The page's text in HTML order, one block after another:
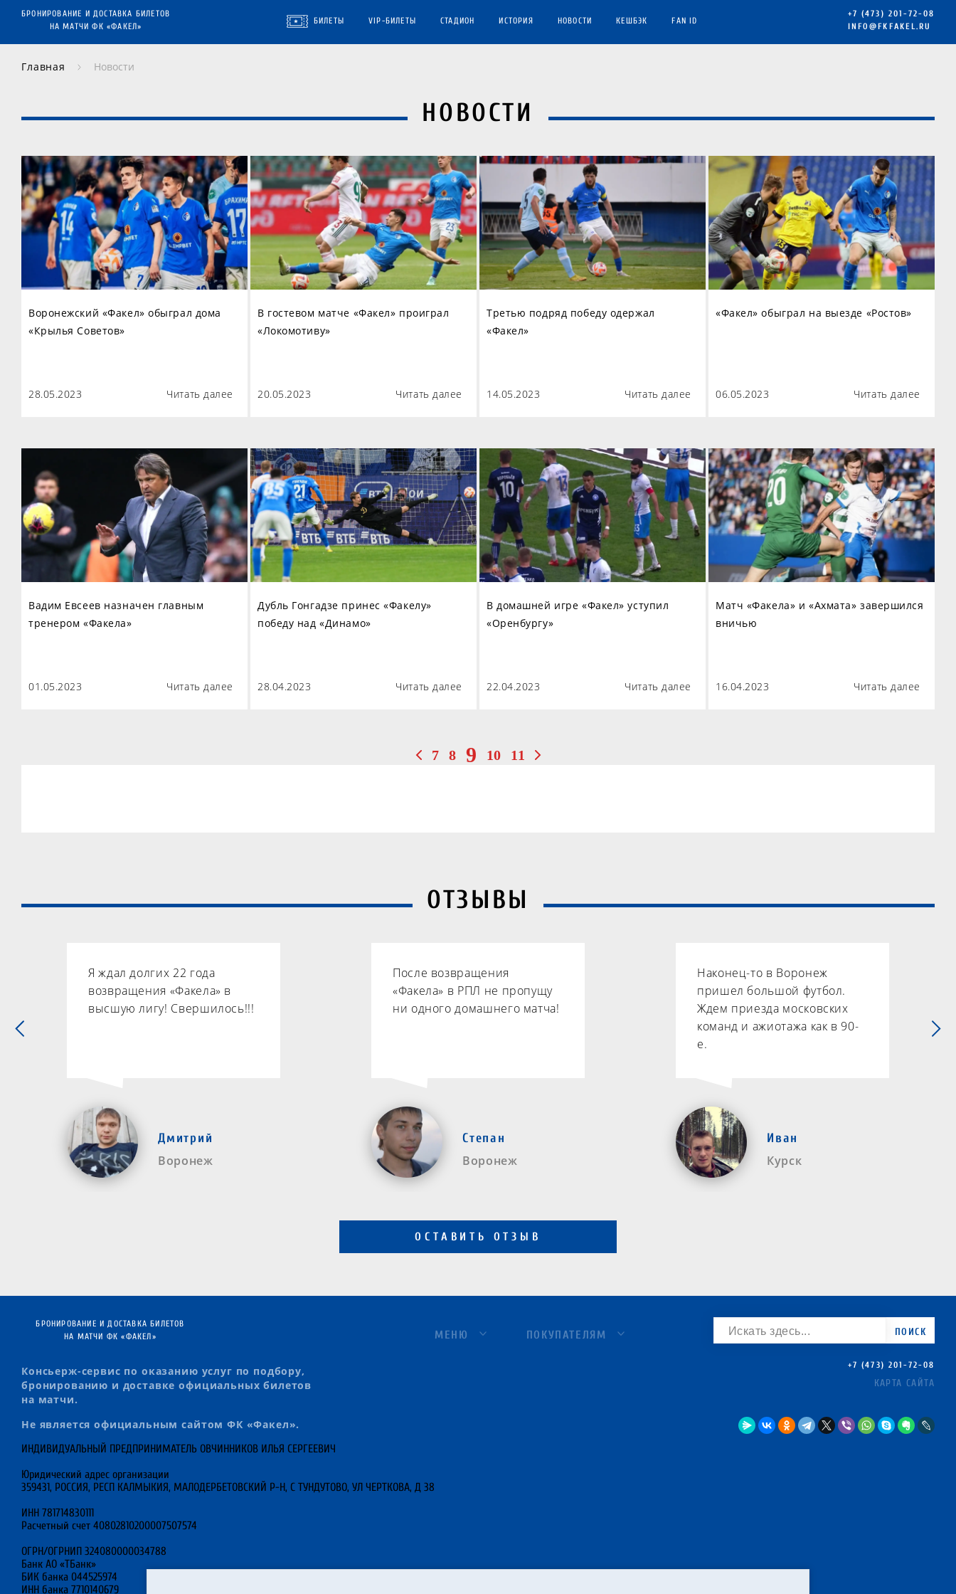
БРОНИРОВАНИЕ И ДОСТАВКА БИЛЕТОВ
НА МАТЧИ ФК «ФАКЕЛ»
БИЛЕТЫ VIP-БИЛЕТЫ СТАДИОН ИСТОРИЯ НОВОСТИ КЕШБЭК FAN ID
+7 (473) 201-72-08
INFO@FKFAKEL.RU
Главная Новости
НОВОСТИ
Воронежский «Факел» обыграл дома
«Крылья Советов»
28.05.2023 Читать далее
В гостевом матче «Факел» проиграл
«Локомотиву»
20.05.2023 Читать далее
Третью подряд победу одержал
«Факел»
14.05.2023 Читать далее
«Факел» обыграл на выезде «Ростов»
06.05.2023 Читать далее
Вадим Евсеев назначен главным
тренером «Факела»
01.05.2023 Читать далее
Дубль Гонгадзе принес «Факелу»
победу над «Динамо»
28.04.2023 Читать далее
В домашней игре «Факел» уступил
«Оренбургу»
22.04.2023 Читать далее
Матч «Факела» и «Ахмата» завершился
вничью
16.04.2023 Читать далее
7 8 9 10 11
ОТЗЫВЫ
Я ждал долгих 22 года
возвращения «Факела» в
высшую лигу! Свершилось!!!
Дмитрий
Воронеж
После возвращения
«Факела» в РПЛ не пропущу
ни одного домашнего матча!
Степан
Воронеж
Наконец-то в Воронеж
пришел большой футбол.
Ждем приезда московских
команд и ажиотажа как в 90-
е.
Иван
Курск
ОСТАВИТЬ ОТЗЫВ
БРОНИРОВАНИЕ И ДОСТАВКА БИЛЕТОВ
НА МАТЧИ ФК «ФАКЕЛ»
Консьерж-сервис по оказанию услуг по подбору,
бронированию и доставке официальных билетов
на матчи.
Не является официальным сайтом ФК «Факел».
ИНДИВИДУАЛЬНЫЙ ПРЕДПРИНИМАТЕЛЬ ОВЧИННИКОВ ИЛЬЯ СЕРГЕЕВИЧ
Юридический адрес организации
359431, РОССИЯ, РЕСП КАЛМЫКИЯ, МАЛОДЕРБЕТОВСКИЙ Р-Н, С ТУНДУТОВО, УЛ ЧЕРТКОВА, Д 38
ИНН 781714830111
Расчетный счет 40802810200007507574
ОГРН/ОГРНИП 324080000034788
Банк АО «ТБанк»
БИК банка 044525974
ИНН банка 7710140679
МЕНЮ ПОКУПАТЕЛЯМ ПОИСК
+7 (473) 201-72-08
КАРТА САЙТА